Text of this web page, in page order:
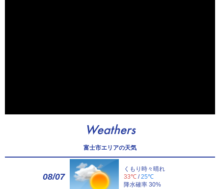
Weathers
富士市エリアの天気
08/07
くもり時々晴れ
33℃ /25℃
降水確率 30%